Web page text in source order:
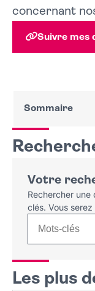
concernant
Suivre mes
Sommaire
Rechercher
Identité
Citoyenneté
Légalité-
Union
Logement -
Aides sociales
Vie
Espace public
Votre
Rechercher
clés. Vous
Les plus